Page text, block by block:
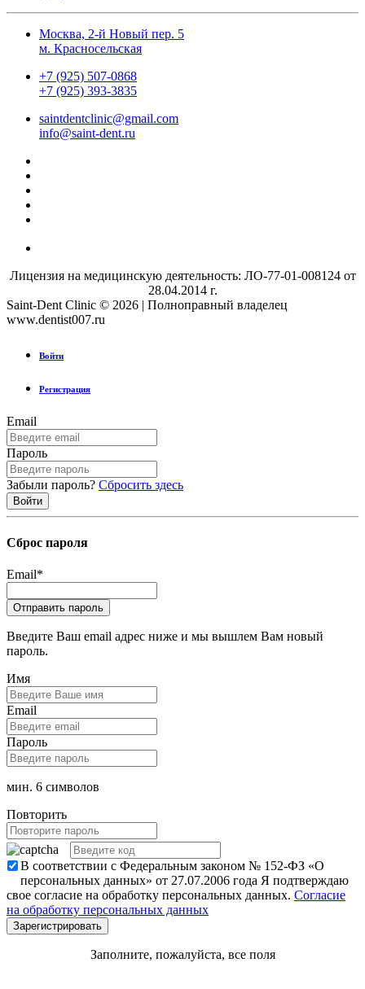
Москва, 2-й Новый пер. 5
м. Красносельская
+7 (925) 507-0868
+7 (925) 393-3835
saintdentclinic@gmail.com
info@saint-dent.ru
Лицензия на медицинскую деятельность: ЛО-77-01-008124 от
28.04.2014 г.
Saint-Dent Clinic © 2026 | Полноправный владелец
www.dentist007.ru
Войти
Регистрация
Email
Пароль
Забыли пароль? Сбросить здесь
Сброс пароля
Email*
Введите Ваш email адрес ниже и мы вышлем Вам новый
пароль.
Имя
Email
Пароль
мин. 6 символов
Повторить
В соответствии с Федеральным законом № 152-ФЗ «О
персональных данных» от 27.07.2006 года Я подтверждаю
свое согласие на обработку персональных данных. Согласие
на обработку персональных данных
Заполните, пожалуйста, все поля